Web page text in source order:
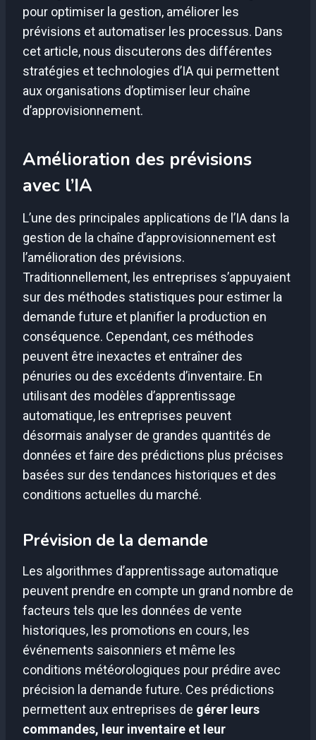
pour optimiser la gestion, améliorer les
prévisions et automatiser les processus. Dans
cet article, nous discuterons des différentes
stratégies et technologies d’IA qui permettent
aux organisations d’optimiser leur chaîne
d’approvisionnement.
Amélioration des prévisions
avec l’IA
L’une des principales applications de l’IA dans la
gestion de la chaîne d’approvisionnement est
l’amélioration des prévisions.
Traditionnellement, les entreprises s’appuyaient
sur des méthodes statistiques pour estimer la
demande future et planifier la production en
conséquence. Cependant, ces méthodes
peuvent être inexactes et entraîner des
pénuries ou des excédents d’inventaire. En
utilisant des modèles d’apprentissage
automatique, les entreprises peuvent
désormais analyser de grandes quantités de
données et faire des prédictions plus précises
basées sur des tendances historiques et des
conditions actuelles du marché.
Prévision de la demande
Les algorithmes d’apprentissage automatique
peuvent prendre en compte un grand nombre de
facteurs tels que les données de vente
historiques, les promotions en cours, les
événements saisonniers et même les
conditions météorologiques pour prédire avec
précision la demande future. Ces prédictions
permettent aux entreprises de gérer leurs
commandes, leur inventaire et leur